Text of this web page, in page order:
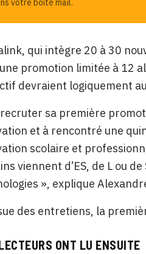
votre boîte mail.
qui intègre 20 à 30
promotion limitée à 12
devraient logiquement
sa première
et à rencontré une
scolaire et
viennent d’ES, de L ou
», explique
des entretiens, la
ONT LU ENSUITE